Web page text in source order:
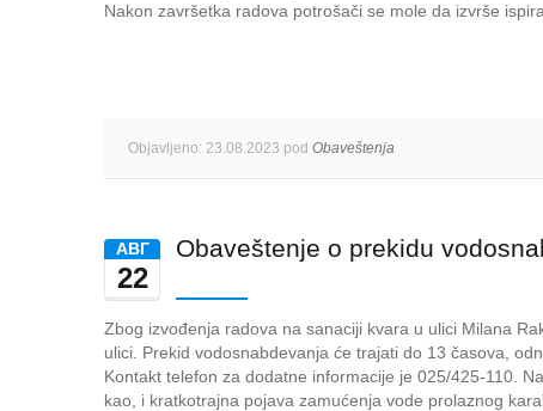
Nakon završetka radova potrošači se mole da izvrše
Objavljeno: 23.08.2023 pod Obaveštenja
AВГ
22
Obaveštenje o prekidu
Zbog izvođenja radova na sanaciji kvara u ulici Milana
ulici. Prekid vodosnabdevanja će trajati do 13 časova,
Kontakt telefon za dodatne informacije je 025/425-110.
kao, i kratkotrajna pojava zamućenja vode prolaznog